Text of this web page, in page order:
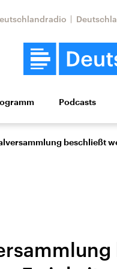
Wissen
Aktuelle
Podcasts
beschließt